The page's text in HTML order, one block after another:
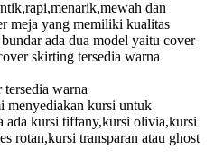
dan
meja yang memiliki kualitas
ada dua model yaitu cover
skirting tersedia warna
warna
kursi untuk
ada kursi tiffany,kursi olivia,kursi
rotan,kursi transparan atau ghost